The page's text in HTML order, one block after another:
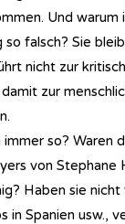
Und warum
so falsch? Sie
nicht zur
zur
so? Waren
von Stephane
Haben sie
in Spanien usw.,